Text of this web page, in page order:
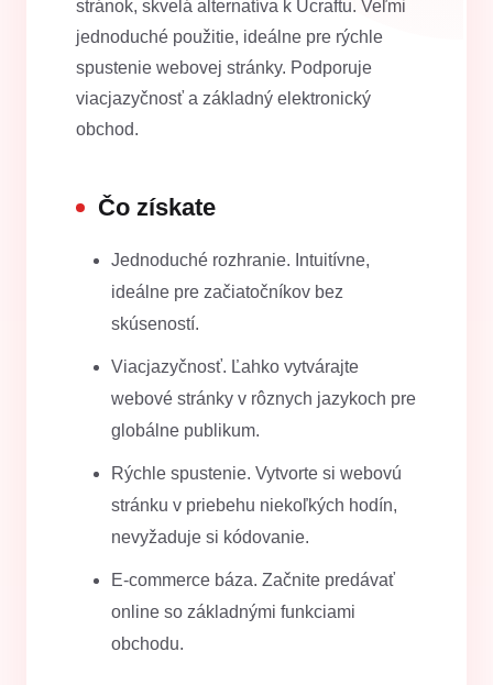
stránok, skvelá alternatíva k Ucraftu. Veľmi
jednoduché použitie, ideálne pre rýchle
spustenie webovej stránky. Podporuje
viacjazyčnosť a základný elektronický
obchod.
Čo získate
Jednoduché rozhranie. Intuitívne,
ideálne pre začiatočníkov bez
skúseností.
Viacjazyčnosť. Ľahko vytvárajte
webové stránky v rôznych jazykoch pre
globálne publikum.
Rýchle spustenie. Vytvorte si webovú
stránku v priebehu niekoľkých hodín,
nevyžaduje si kódovanie.
E-commerce báza. Začnite predávať
online so základnými funkciami
obchodu.